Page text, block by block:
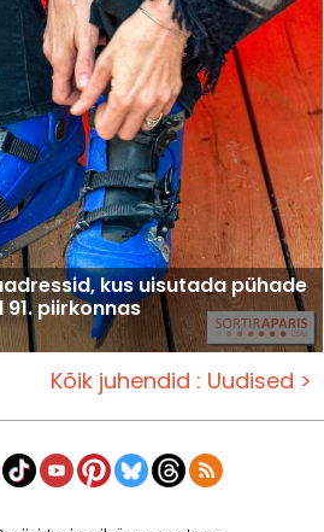
kus uisutada pühade
91. piirkonnas
Kõik juhendid : Uudised >